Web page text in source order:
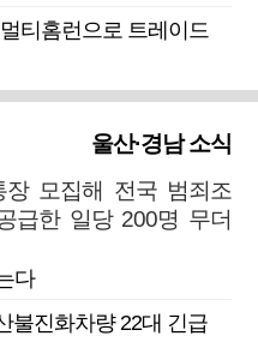
티홈런으로 트레이드
울산·경남 소식
장 모집해 전국 범죄조
급한 일당 200명 무더
다
불진화차량 22대 긴급